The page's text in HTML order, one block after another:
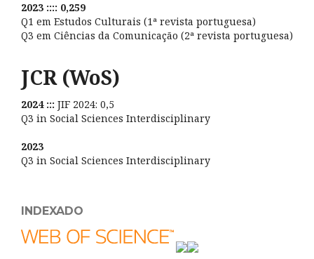
2023 :::: 0,259
Q1 em Estudos Culturais (1ª revista portuguesa)
Q3 em Ciências da Comunicação (2ª revista portuguesa)
JCR (WoS)
2024 ::: JIF 2024: 0,5
Q3 in Social Sciences Interdisciplinary
2023
Q3 in Social Sciences Interdisciplinary
INDEXADO